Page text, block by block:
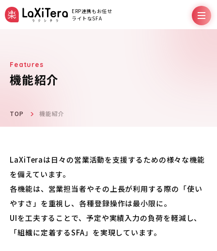
ERP連携もお任せ
ライトなSFA
機能
料金プラン
導入事例
お役立ちコラム
機能紹介
TOP 機能紹介
LaXiTeraは日々の営業活動を支援するための様々な機能
を備えています。
各機能は、営業担当者やその上長が利用する際の「使い
やすさ」を重視し、各種登録操作は最小限に。
UIを工夫することで、予定や実績入力の負荷を軽減し、
「組織に定着するSFA」を実現しています。